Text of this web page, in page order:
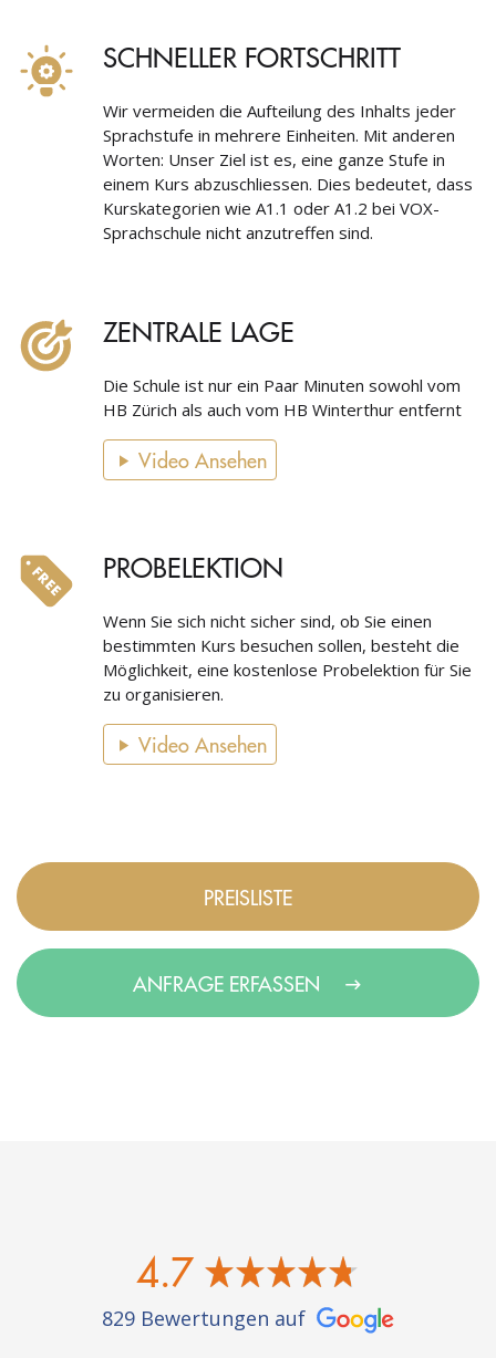
SCHNELLER FORTSCHRITT
Wir vermeiden die Aufteilung des Inhalts jeder
Sprachstufe in mehrere Einheiten. Mit anderen
Worten: Unser Ziel ist es, eine ganze Stufe in
einem Kurs abzuschliessen. Dies bedeutet, dass
Kurskategorien wie A1.1 oder A1.2 bei VOX-
Sprachschule nicht anzutreffen sind.
ZENTRALE LAGE
Die Schule ist nur ein Paar Minuten sowohl vom
HB Zürich als auch vom HB Winterthur entfernt
Video Ansehen
PROBELEKTION
Wenn Sie sich nicht sicher sind, ob Sie einen
bestimmten Kurs besuchen sollen, besteht die
Möglichkeit, eine kostenlose Probelektion für Sie
zu organisieren.
Video Ansehen
PREISLISTE
ANFRAGE ERFASSEN
4.7
829 Bewertungen auf